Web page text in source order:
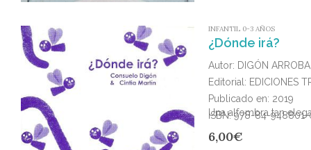
INFANTIL 0-3 AÑOS
¿Dónde irá?
Autor: DIGÓN
Editorial: EDICIONES
Publicado en: 2019
ISBN: 978-84-
Una alfombra tan
6,00€